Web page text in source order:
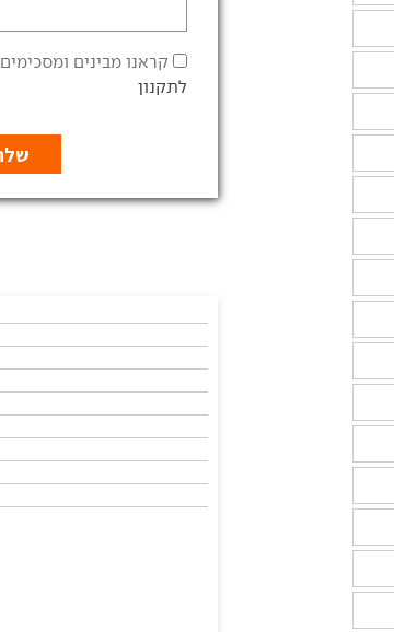
קראנו מבינים ומסכימים
לתקנון